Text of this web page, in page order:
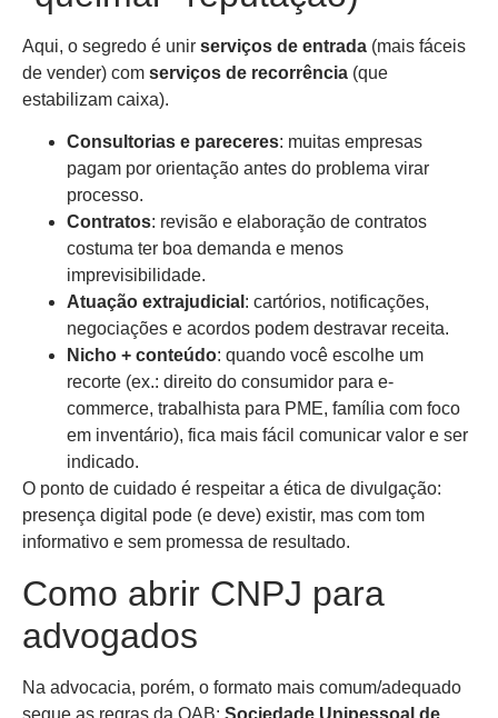
Aqui, o segredo é unir serviços de entrada (mais fáceis
de vender) com serviços de recorrência (que
estabilizam caixa).
Consultorias e pareceres: muitas empresas
pagam por orientação antes do problema virar
processo.
Contratos: revisão e elaboração de contratos
costuma ter boa demanda e menos
imprevisibilidade.
Atuação extrajudicial : cartórios, notificações,
negociações e acordos podem destravar receita.
Nicho + conteúdo: quando você escolhe um
recorte (ex.: direito do consumidor para e-
commerce, trabalhista para PME, família com foco
em inventário), fica mais fácil comunicar valor e ser
indicado.
O ponto de cuidado é respeitar a ética de divulgação:
presença digital pode (e deve) existir, mas com tom
informativo e sem promessa de resultado.
Como abrir CNPJ para
advogados
Na advocacia, porém, o formato mais comum/adequado
segue as regras da OAB: Sociedade Unipessoal de